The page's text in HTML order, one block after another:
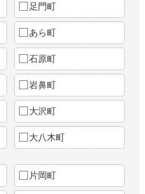
足門町
あら町
石原町
岩鼻町
大沢町
大八木町
片岡町